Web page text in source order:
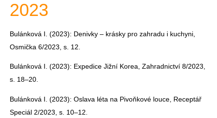
2023
Bulánková I. (2023): Denivky – krásky pro zahradu i kuchyni,
Osmička 6/2023, s. 12.
Bulánková I. (2023): Expedice Jižní Korea, Zahradnictví 8/2023,
s. 18–20.
Bulánková I. (2023): Oslava léta na Pivoňkové louce, Receptář
Speciál 2/2023, s. 10–12.